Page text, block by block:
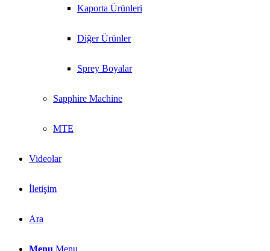
Kaporta Ürünleri
Diğer Ürünler
Sprey Boyalar
Sapphire Machine
MTE
Videolar
İletişim
Ara
Menu Menu